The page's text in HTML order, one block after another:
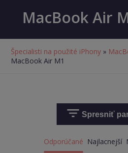
MacBook Air
Špecialisti na použité iPhony »
MacBook Air M1
Spresniť
Odporúčané Najlacnejší